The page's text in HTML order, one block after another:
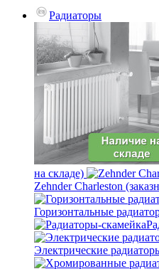
Радиаторы
на складе)
Zehnder Charleston
Горизонтальные
Электрические